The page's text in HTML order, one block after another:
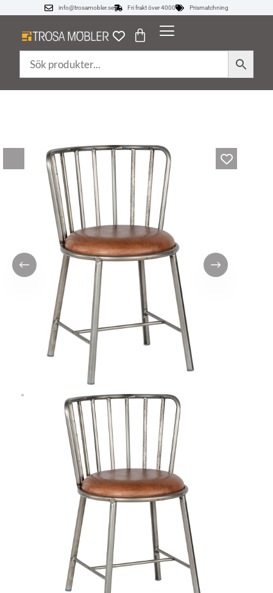
info@trosamobler.se Fri frakt över 4000 Prismatchning